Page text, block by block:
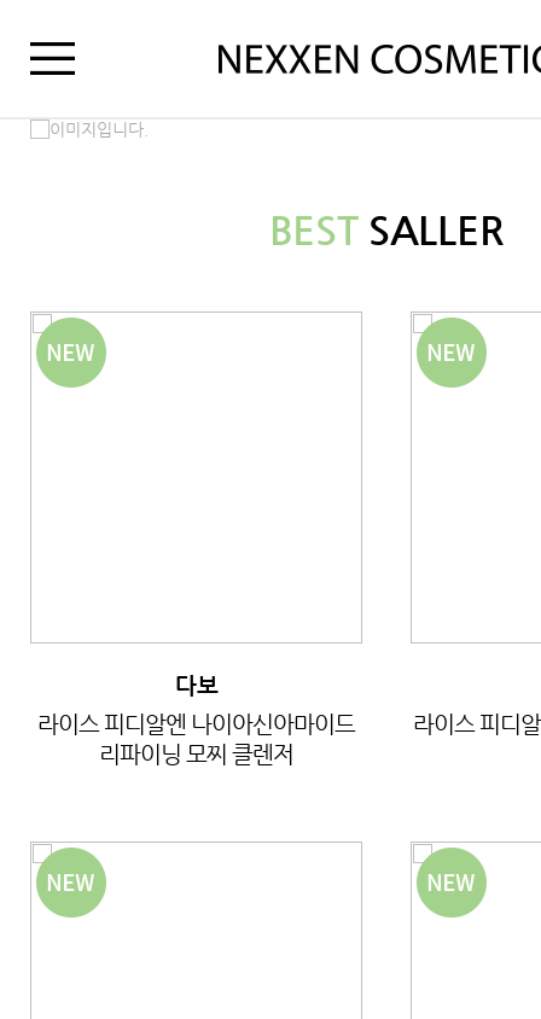
BESTSALLER
다보
라이스 피디알엔 나이아신아마이드
리파이닝 모찌 클렌저
라이스 피디